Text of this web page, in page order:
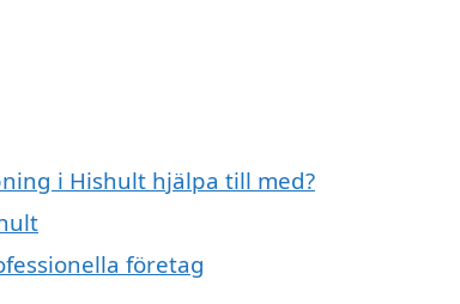
i Hishult hjälpa till med?
företag